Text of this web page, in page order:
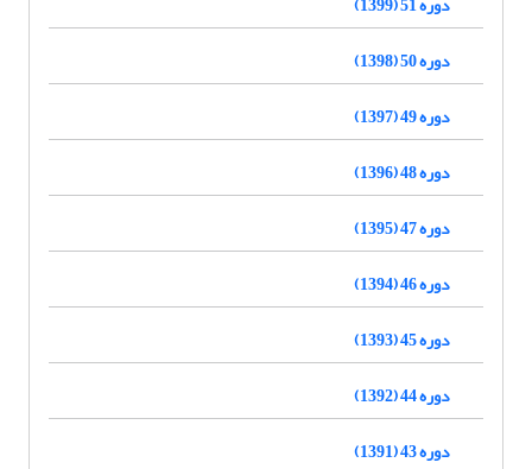
دوره 50 (1398)
دوره 49 (1397)
دوره 48 (1396)
دوره 47 (1395)
دوره 46 (1394)
دوره 45 (1393)
دوره 44 (1392)
دوره 43 (1391)